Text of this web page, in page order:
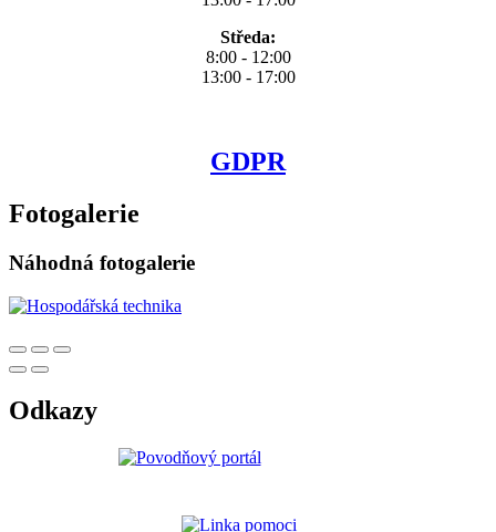
Středa:
8:00 - 12:00
13:00 - 17:00
GDPR
Fotogalerie
Náhodná fotogalerie
Odkazy